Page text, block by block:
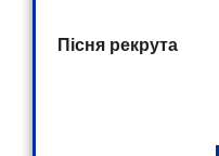
Пісня рекрута